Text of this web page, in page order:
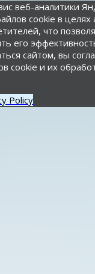
веб-аналитики
cookie в целях
что
его
сайтом, вы
cookie и их
Policy